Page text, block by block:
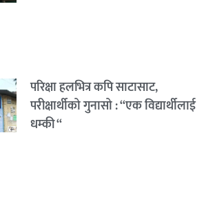
परिक्षा हलभित्र कपि साटासाट,
परीक्षार्थीको गुनासो : “एक विद्यार्थीलाई
धम्की “